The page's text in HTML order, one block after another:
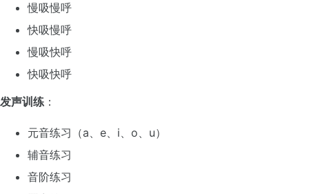
慢吸慢呼
快吸慢呼
慢吸快呼
快吸快呼
发声训练 ：
元音练习（a、e、i、o、u）
辅音练习
音阶练习